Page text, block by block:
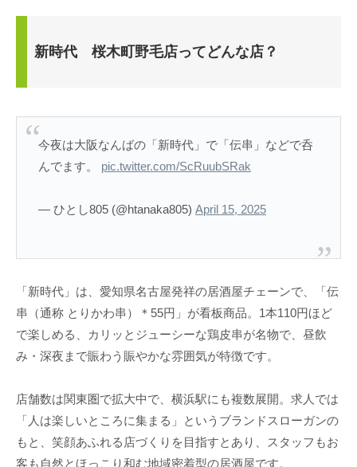
新時代 桜木町野毛店ってどんな店？
今夜は大阪なんばの「新時代」で「伝串」などで呑
んでます。 pic.twitter.com/ScRuubSRak
— ひとし805 (@htanaka805) April 15, 2025
「新時代」は、愛知県名古屋発祥の居酒屋チェーンで、「伝
串（通称 とりかわ串）＊55円」が看板商品。1本110円ほど
で楽しめる、カリッとジューシーな鶏皮串が名物で、昼飲
み・深夜まで賑わう賑やかな雰囲気が特徴です。
店舗数は関東圏で拡大中で、横浜駅にも複数展開。求人では
「人は楽しいところに集まる」というブランドスローガンの
もと、笑顔あふれる店づくりを目指すとあり、スタッフもお
客も自然とほっこり和む地域密着型の居酒屋です。